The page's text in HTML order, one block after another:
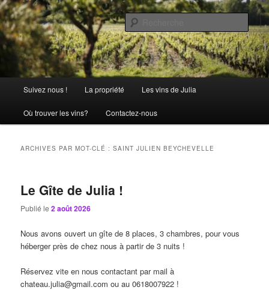
Aller
au
contenu
principal
Aller
au
contenu
secondaireChâteau Julia
La passion comme tradition
principal
Suivez nous ! La propriété Les vins de Julia
Où trouver les vins? Contactez-nous
ARCHIVES PAR MOT-CLÉ :SAINT JULIEN BEYCHEVELLE
Le Gîte de Julia !
Publié le2 août 2026
Nous avons ouvert un gîte de 8 places, 3 chambres, pour vous
héberger près de chez nous à partir de 3 nuits !
Réservez vite en nous contactant par mail à
chateau.julia@gmail.com ou au 0618007922 !